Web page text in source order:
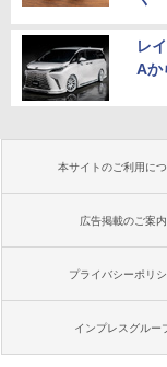
レ
Aか
本サイトのご利用に
広告掲載のご案内
プライバシーポリ
インプレスグルー